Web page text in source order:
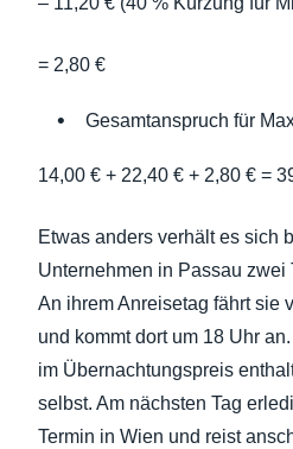
= 2,80 €
Gesamtanspruch für
14,00 € + 22,40 € + 2,80 € =
Etwas anders verhält es sich
Unternehmen in Passau zwei
An ihrem Anreisetag fährt sie
und kommt dort um 18 Uhr
im Übernachtungspreis
selbst. Am nächsten Tag
Termin in Wien und reist